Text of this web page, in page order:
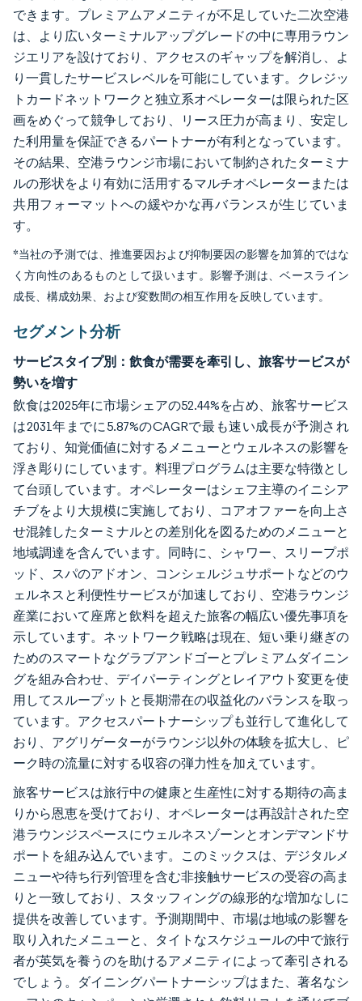
できます。プレミアムアメニティが不足していた二次空港
は、より広いターミナルアップグレードの中に専用ラウン
ジエリアを設けており、アクセスのギャップを解消し、よ
り一貫したサービスレベルを可能にしています。クレジッ
トカードネットワークと独立系オペレーターは限られた区
画をめぐって競争しており、リース圧力が高まり、安定し
た利用量を保証できるパートナーが有利となっています。
その結果、空港ラウンジ市場において制約されたターミナ
ルの形状をより有効に活用するマルチオペレーターまたは
共用フォーマットへの緩やかな再バランスが生じていま
す。
*当社の予測では、推進要因および抑制要因の影響を加算的ではな
く方向性のあるものとして扱います。影響予測は、ベースライン
成長、構成効果、および変数間の相互作用を反映しています。
セグメント分析
サービスタイプ別：飲食が需要を牽引し、旅客サービスが
勢いを増す
飲食は2025年に市場シェアの52.44%を占め、旅客サービス
は2031年までに5.87%のCAGRで最も速い成長が予測され
ており、知覚価値に対するメニューとウェルネスの影響を
浮き彫りにしています。料理プログラムは主要な特徴とし
て台頭しています。オペレーターはシェフ主導のイニシア
チブをより大規模に実施しており、コアオファーを向上さ
せ混雑したターミナルとの差別化を図るためのメニューと
地域調達を含んでいます。同時に、シャワー、スリープポ
ッド、スパのアドオン、コンシェルジュサポートなどのウ
ェルネスと利便性サービスが加速しており、空港ラウンジ
産業において座席と飲料を超えた旅客の幅広い優先事項を
示しています。ネットワーク戦略は現在、短い乗り継ぎの
ためのスマートなグラブアンドゴーとプレミアムダイニン
グを組み合わせ、デイパーティングとレイアウト変更を使
用してスループットと長期滞在の収益化のバランスを取っ
ています。アクセスパートナーシップも並行して進化して
おり、アグリゲーターがラウンジ以外の体験を拡大し、ピ
ーク時の流量に対する収容の弾力性を加えています。
旅客サービスは旅行中の健康と生産性に対する期待の高ま
りから恩恵を受けており、オペレーターは再設計された空
港ラウンジスペースにウェルネスゾーンとオンデマンドサ
ポートを組み込んでいます。このミックスは、デジタルメ
ニューや待ち行列管理を含む非接触サービスの受容の高ま
りと一致しており、スタッフィングの線形的な増加なしに
提供を改善しています。予測期間中、市場は地域の影響を
取り入れたメニューと、タイトなスケジュールの中で旅行
者が英気を養うのを助けるアメニティによって牽引される
でしょう。ダイニングパートナーシップはまた、著名なシ